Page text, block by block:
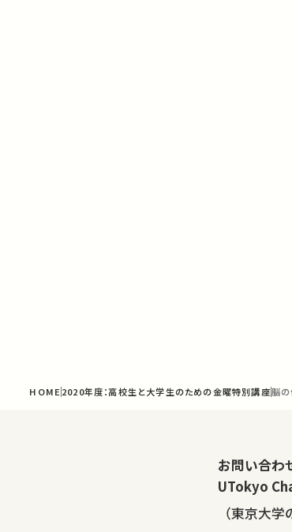
HOME 2020年度：高校生と大学生のための金曜特別講座脳の
お問い合わ
UTokyo
（東京大学